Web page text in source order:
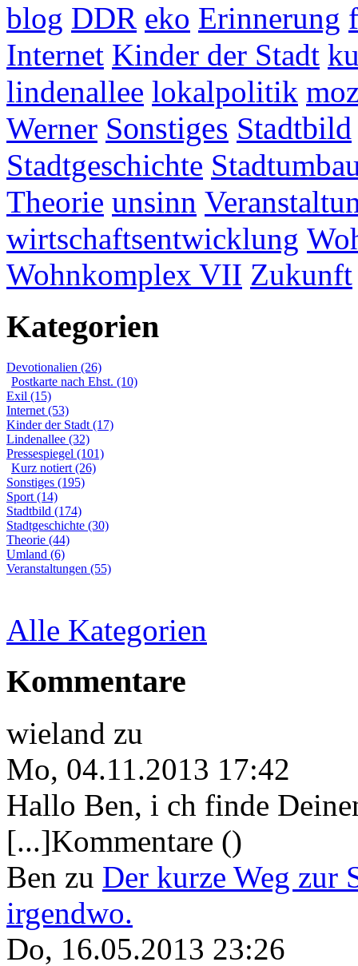
blog DDR eko Erinnerung
Internet Kinder der Stadt
lindenallee lokalpolitik
Werner Sonstiges Stadtbild
Stadtgeschichte
Theorie unsinn
wirtschaftsentwicklung
Wohnkomplex VII Zukunft
Kategorien
Devotionalien (26)
Postkarte nach Ehst. (10)
Exil (15)
Internet (53)
Kinder der Stadt (17)
Lindenallee (32)
Pressespiegel (101)
Kurz notiert (26)
Sonstiges (195)
Sport (14)
Stadtbild (174)
Stadtgeschichte (30)
Theorie (44)
Umland (6)
Veranstaltungen (55)
Alle Kategorien
Kommentare
wieland zu
Mo, 04.11.2013 17:42
Hallo Ben, i ch finde
[...]Kommentare ()
Ben zu Der kurze Weg zur
irgendwo.
Do, 16.05.2013 23:26